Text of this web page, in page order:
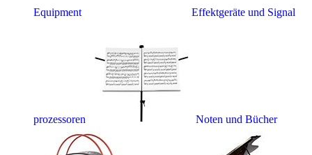
Equipment Effektgeräte und Signal
prozessoren Noten und Bücher